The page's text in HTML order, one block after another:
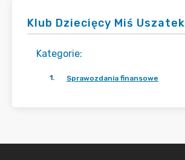
Klub Dziecięcy Miś Uszatek
Kategorie:
1. Sprawozdania finansowe